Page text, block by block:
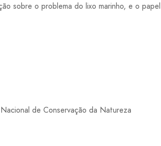
sobre o problema do lixo marinho, e o
de Conservação da Natureza